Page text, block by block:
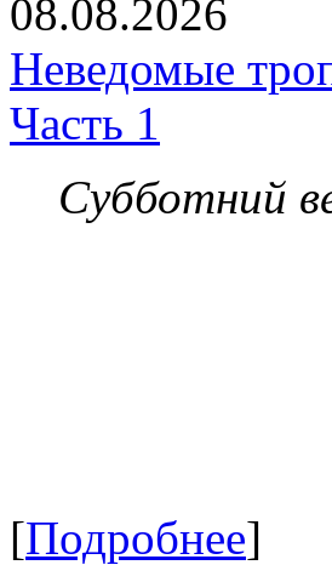
08.08.2026
Неведомые
Часть 1
Субботний
[Подробнее]